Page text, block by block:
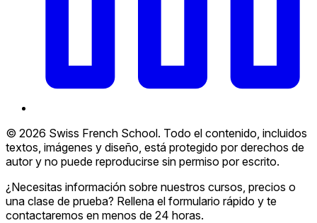
© 2026 Swiss French School. Todo el contenido, incluidos
textos, imágenes y diseño, está protegido por derechos de
autor y no puede reproducirse sin permiso por escrito.
¿Necesitas información sobre nuestros cursos, precios o
una clase de prueba? Rellena el formulario rápido y te
contactaremos en menos de 24 horas.